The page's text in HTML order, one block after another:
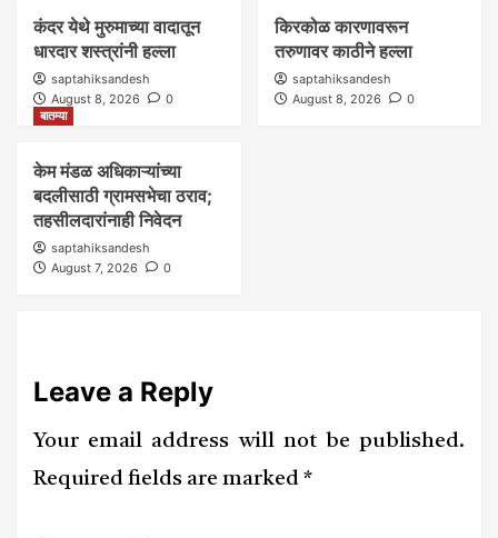
कंदर येथे मुरुमाच्या वादातून
धारदार शस्त्रांनी हल्ला
saptahiksandesh
August 8, 2026
0
किरकोळ कारणावरून
तरुणावर काठीने हल्ला
saptahiksandesh
August 8, 2026
0
बातम्या
केम मंडळ अधिकाऱ्यांच्या
बदलीसाठी ग्रामसभेचा ठराव;
तहसीलदारांनाही निवेदन
saptahiksandesh
August 7, 2026
0
Leave a Reply
Your email address will not be published.
Required fields are marked *